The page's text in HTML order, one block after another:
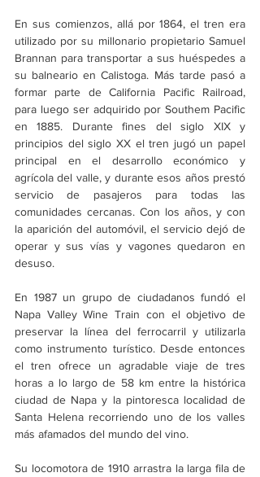
En sus comienzos, allá por 1864, el tren era
utilizado por su millonario propietario Samuel
Brannan para transportar a sus huéspedes a
su balneario en Calistoga. Más tarde pasó a
formar parte de California Pacific Railroad,
para luego ser adquirido por Southem Pacific
en 1885. Durante fines del siglo XIX y
principios del siglo XX el tren jugó un papel
principal en el desarrollo económico y
agrícola del valle, y durante esos años prestó
servicio de pasajeros para todas las
comunidades cercanas. Con los años, y con
la aparición del automóvil, el servicio dejó de
operar y sus vías y vagones quedaron en
desuso.
En 1987 un grupo de ciudadanos fundó el
Napa Valley Wine Train con el objetivo de
preservar la línea del ferrocarril y utilizarla
como instrumento turístico. Desde entonces
el tren ofrece un agradable viaje de tres
horas a lo largo de 58 km entre la histórica
ciudad de Napa y la pintoresca localidad de
Santa Helena recorriendo uno de los valles
más afamados del mundo del vino.
Su locomotora de 1910 arrastra la larga fila de